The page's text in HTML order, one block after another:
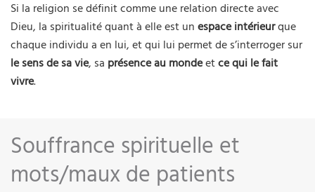
Si la religion se définit comme une relation directe avec
Dieu, la spiritualité quant à elle est un espace intérieurque
chaque individu a en lui, et qui lui permet de s’interroger sur
le sens de sa vie, sa présence au mondeetce qui le fait
vivre.
Souffrance spirituelle et
mots/maux de patients